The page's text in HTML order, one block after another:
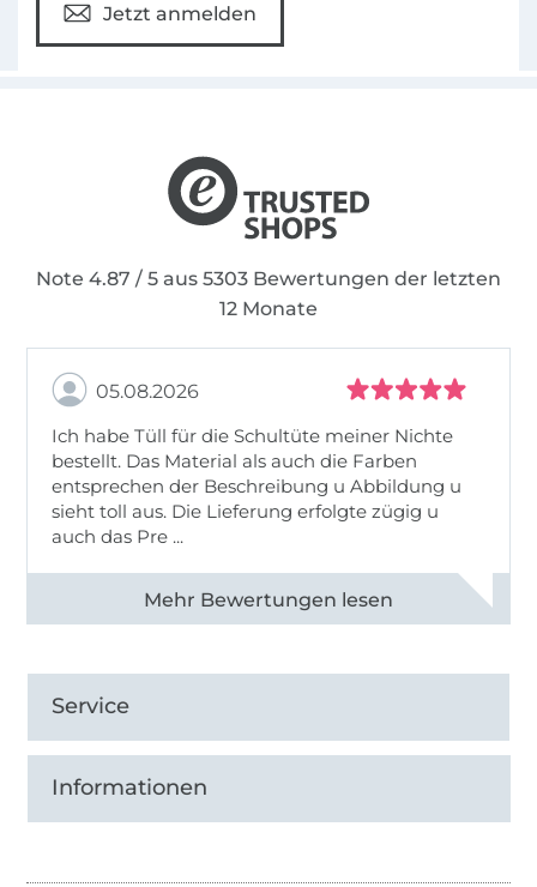
Jetzt anmelden
Note 4.87 / 5 aus 5303 Bewertungen der letzten
12 Monate
05.08.2026
Ich habe Tüll für die Schultüte meiner Nichte
bestellt. Das Material als auch die Farben
entsprechen der Beschreibung u Abbildung u
sieht toll aus. Die Lieferung erfolgte zügig u
auch das Pre ...
Alle 82950 Bewertungen ansehen
Service
Informationen